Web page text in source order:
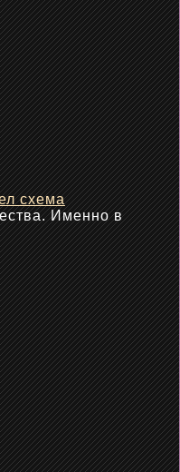
схема
Именно в